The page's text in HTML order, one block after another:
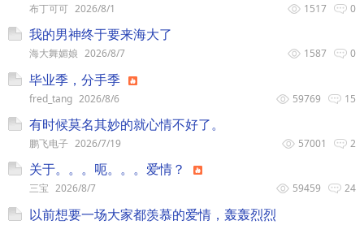
0
1517
布丁可可 2026/8/1
我的男神终于要来海大了
0
1587
海大舞媚娘 2026/8/7
毕业季，分手季
15
59769
fred_tang 2026/8/6
有时候莫名其妙的就心情不好了。
2
57001
鹏飞电子 2026/7/19
关于。。。呃。。。爱情？
24
59459
三宝 2026/8/7
以前想要一场大家都羡慕的爱情，轰轰烈烈